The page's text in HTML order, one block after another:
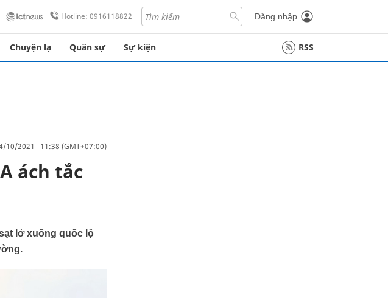
Hotline: 0916118822 Đăng nhập
Chuyện lạ Quân sự Sự kiện RSS
10/2021 11:38 (GMT+07:00)
ách tắc
lở xuống quốc lộ